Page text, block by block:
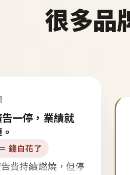
很多品
一停，業績就
＝ 錢白花了
費持續燃燒，但停